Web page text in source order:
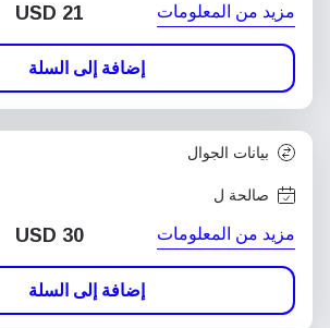
مزيد من المعلومات USD 21
إضافة إلى السلة
بيانات الجوال
صالحة ل
مزيد من المعلومات USD 30
إضافة إلى السلة